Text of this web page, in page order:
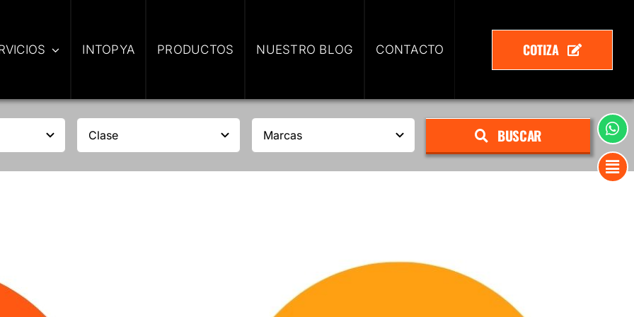
INTOPYA PRODUCTOS NUESTRO BLOG CONTACTO COTIZA
BUSCAR